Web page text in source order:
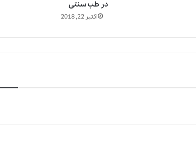
در طب سنتی
اکتبر 22, 2018